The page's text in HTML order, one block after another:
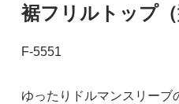
裾フリルトップ（
F-5551
ゆったりドルマンスリーブ